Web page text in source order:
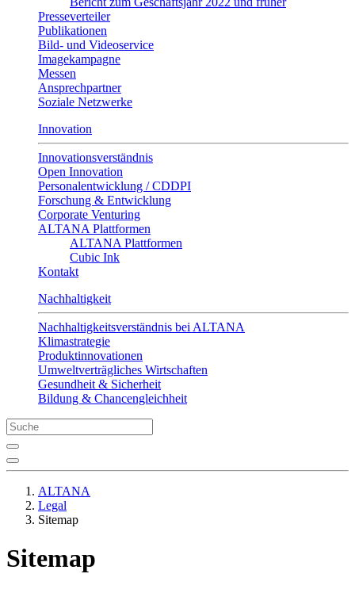
Presseverteiler
Publikationen
Bild- und Videoservice
Imagekampagne
Messen
Ansprechpartner
Soziale Netzwerke
Innovation
Innovationsverständnis
Open Innovation
Personalentwicklung / CDDPI
Forschung & Entwicklung
Corporate Venturing
ALTANA Plattformen
ALTANA Plattformen
Cubic Ink
Kontakt
Nachhaltigkeit
Nachhaltigkeitsverständnis bei ALTANA
Klimastrategie
Produktinnovationen
Umweltverträgliches Wirtschaften
Gesundheit & Sicherheit
Bildung & Chancengleichheit
ALTANA
Legal
Sitemap
Sitemap